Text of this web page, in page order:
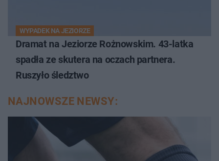
WYPADEK NA JEZIORZE
Dramat na Jeziorze Rożnowskim. 43-latka
spadła ze skutera na oczach partnera.
Ruszyło śledztwo
NAJNOWSZE NEWSY: